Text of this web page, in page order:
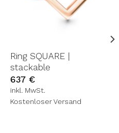
Ring SQUARE |
stackable
637 €
inkl. MwSt.
Kostenloser Versand